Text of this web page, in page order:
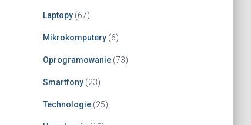
Laptopy(67)
Mikrokomputery(6)
Oprogramowanie(73)
Smartfony(23)
Technologie(25)